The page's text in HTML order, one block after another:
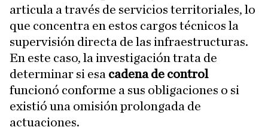
articula a través de servicios territoriales, lo
que concentra en estos cargos técnicos la
supervisión directa de las infraestructuras.
En este caso, la investigación trata de
determinar si esa cadena de control
funcionó conforme a sus obligaciones o si
existió una omisión prolongada de
actuaciones.